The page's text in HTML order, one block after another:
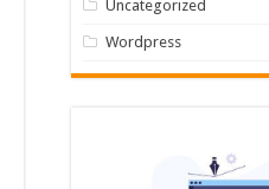
Uncategorized
Wordpress